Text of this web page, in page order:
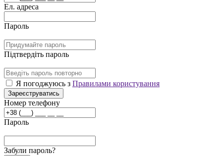
Ел. адреса
Пароль
Підтвердіть пароль
Я погоджуюсь з Правилами користування
Зареєструватись
Номер телефону
Пароль
Забули пароль?